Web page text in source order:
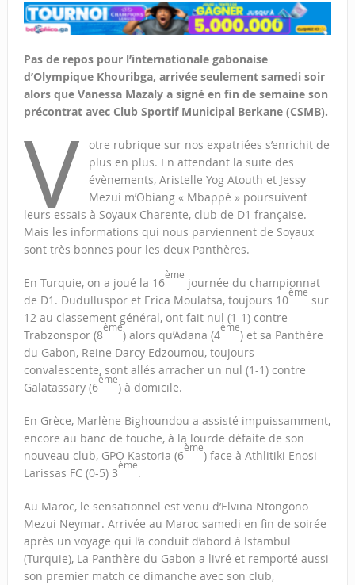
Pas de repos pour l’internationale gabonaise
d’Olympique Khouribga, arrivée seulement samedi soir
alors que Vanessa Mazaly a signé en fin de semaine son
précontrat avec Club Sportif Municipal Berkane (CSMB).
V
otre rubrique sur nos expatriées s’enrichit de
plus en plus. En attendant la suite des
évènements, Aristelle Yog Atouth et Jessy
Mezui m’Obiang « Mbappé » poursuivent
leurs essais à Soyaux Charente, club de D1 française.
Mais les informations qui nous parviennent de Soyaux
sont très bonnes pour les deux Panthères.
En Turquie, on a joué la 16
ème
journée du championnat
de D1. Dudulluspor et Erica Moulatsa, toujours 10
ème
sur
12 au classement général, ont fait nul (1-1) contre
Trabzonspor (8
ème
) alors qu’Adana (4
ème
) et sa Panthère
du Gabon, Reine Darcy Edzoumou, toujours
convalescente, sont allés arracher un nul (1-1) contre
Galatassary (6
ème
) à domicile.
En Grèce, Marlène Bighoundou a assisté impuissamment,
encore au banc de touche, à la lourde défaite de son
nouveau club, GPO Kastoria (6
ème
) face à Athlitiki Enosi
Larissas FC (0-5) 3
ème
.
Au Maroc, le sensationnel est venu d’Elvina Ntongono
Mezui Neymar. Arrivée au Maroc samedi en fin de soirée
après un voyage qui l’a conduit d’abord à Istambul
(Turquie), La Panthère du Gabon a livré et remporté aussi
son premier match ce dimanche avec son club,